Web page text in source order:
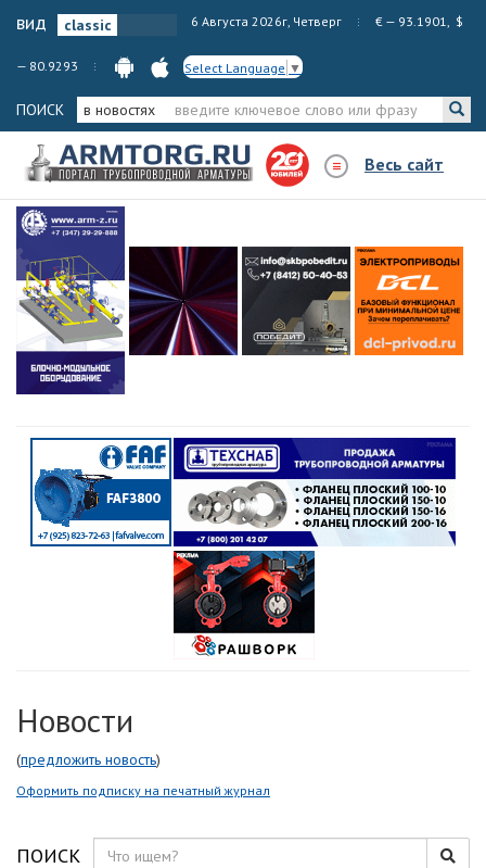
вид 6 Августа 2026г, Четверг € — 93.1901, $
— 80.9293 Select Language ▼
ПОИСК в новостях
Весь сайт
Новости
(предложить новость)
Оформить подписку на печатный журнал
ПОИСК